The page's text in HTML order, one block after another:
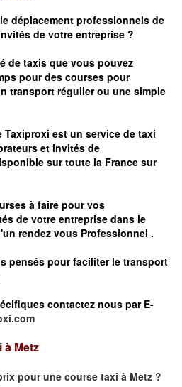
déplacement professionnels de
de votre entreprise ?
de taxis que vous pouvez
pour des courses pour
transport régulierou une simple
Taxiproxi est un service de taxi
et invités de
sur toute la France sur
à faire pour vos
de votre entreprise dans le
rendez vous Professionnel .
pensés pour faciliter letransport
contactez nous par E-
à Metz
pour une course taxi à Metz ?